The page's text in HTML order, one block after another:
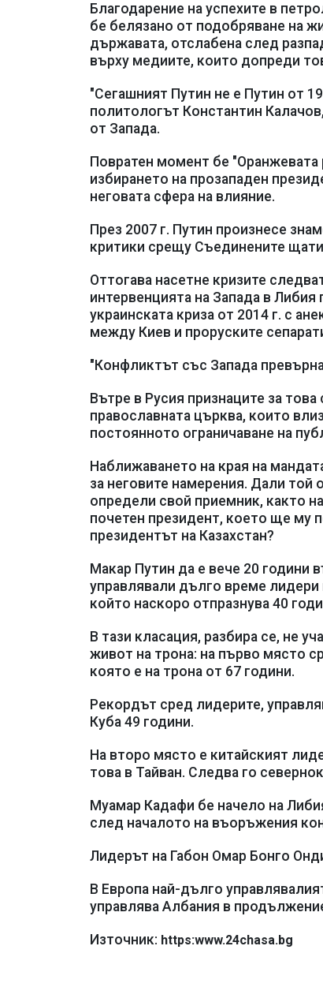
Благодарение на успехите в
бе белязано от подобряване на
държавата, отслабена след
върху медиите, които допреди
"Сегашният Путин не е Путин от
политологът Константин
от Запада.
Повратен момент бе
избирането на прозападен
неговата сфера на влияние.
През 2007 г. Путин произнесе
критики срещу Съединените
Оттогава насетне кризите
интервенцията на Запада в
украинската криза от 2014 г. с
между Киев и проруските
"Конфликтът със Запада
Вътре в Русия признаците за
православната църква, които
постоянното ограничаване на
Наближаването на края на
за неговите намерения. Дали
определи свой приемник, както
почетен президент, което ще му
президентът на Казахстан?
Макар Путин да е вече 20 години
управлявали дълго време
който наскоро отпразнува 40
В тази класация, разбира се, не
живот на трона: на първо място
която е на трона от 67 години.
Рекордът сред лидерите,
Куба 49 години.
На второ място е китайският
това в Тайван. Следва го
Муамар Кадафи бе начело на
след началото на въоръжения
Лидерът на Габон Омар Бонго
В Европа най-дълго
управлява Албания в
Източник: https:www.24chasa.bg